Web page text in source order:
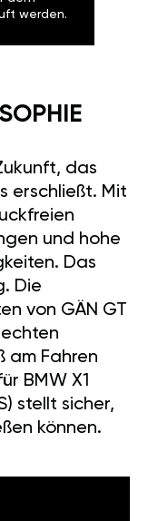
werden.
das
erschließt. Mit
und hohe
Das
Die
von GÄN GT
am Fahren
BMW X1
stellt sicher,
können.